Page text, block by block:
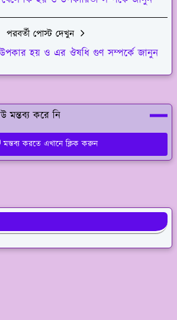
পরবর্তী পোস্ট দেখুন
উপকার হয় ও এর ঔষধি গুণ সম্পর্কে জানুন
মন্তব্য করে নি
মন্তব্য করতে এখানে ক্লিক করুন